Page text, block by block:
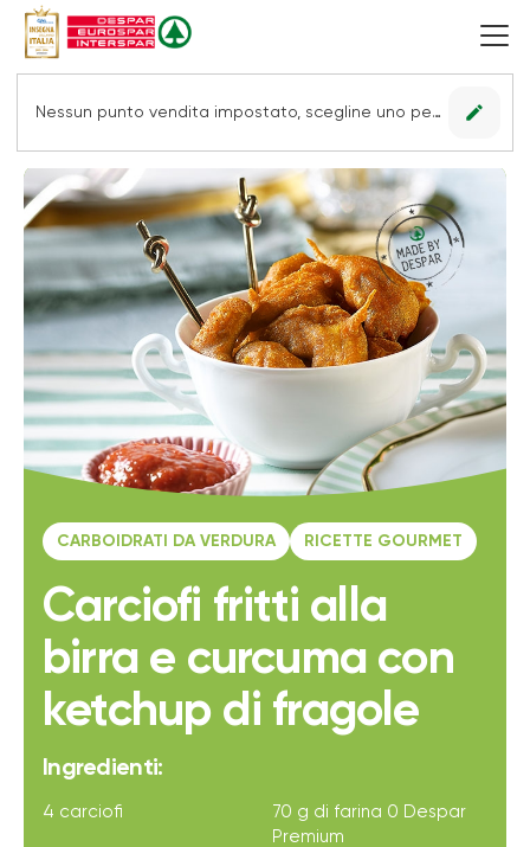
Nessun punto vendita impostato, scegline uno per vedere le offerte. edit
CARBOIDRATI DA VERDURA RICETTE GOURMET
Carciofi fritti alla
birra e curcuma con
ketchup di fragole
Ingredienti:
4 carciofi
70 g di farina 0 Despar
Premium